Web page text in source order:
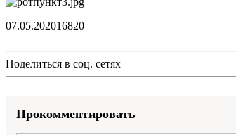
07.05.202016820
Поделиться в соц. сетях
Прокомментировать